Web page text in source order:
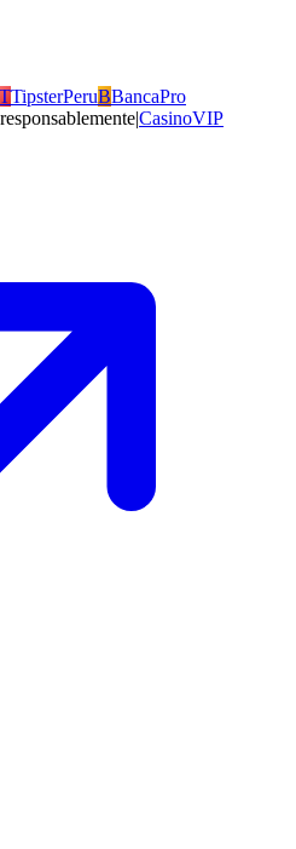
TTipsterPeruBBancaPro
|CasinoVIP